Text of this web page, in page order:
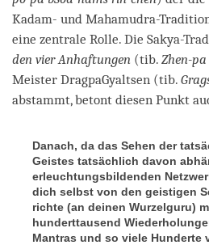
Kadam- und Mahamudra-
eine zentrale Rolle. Die Sakya-
den vier Anhaftungen (tib. Zhen-
Meister DragpaGyaltsen (tib.
abstammt, betont diesen Punkt
Danach, da das Sehen der
Geistes tatsächlich davon
erleuchtungsbildenden
dich selbst von den geistigen
richte (an deinen Wurzelguru)
hunderttausend
Mantras und so viele Hunderte